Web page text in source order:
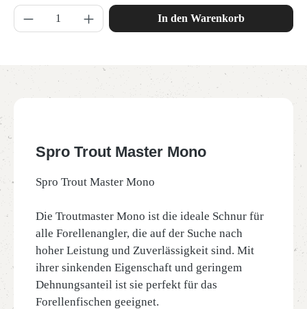
Produkt Anzahl: Gib den gewünschten Wert
In den Warenkorb
Spro Trout Master Mono
Spro Trout Master Mono
Die Troutmaster Mono ist die ideale Schnur für
alle Forellenangler, die auf der Suche nach
hoher Leistung und Zuverlässigkeit sind. Mit
ihrer sinkenden Eigenschaft und geringem
Dehnungsanteil ist sie perfekt für das
Forellenfischen geeignet.